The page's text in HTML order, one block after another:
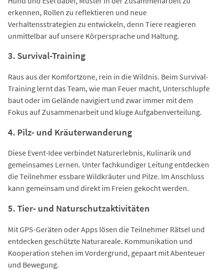
erkennen, Rollen zu reflektieren und neue
Verhaltensstrategien zu entwickeln, denn Tiere reagieren
unmittelbar auf unsere Körpersprache und Haltung.
3. Survival-Training
Raus aus der Komfortzone, rein in die Wildnis. Beim Survival-
Training lernt das Team, wie man Feuer macht, Unterschlupfe
baut oder im Gelände navigiert und zwar immer mit dem
Fokus auf Zusammenarbeit und kluge Aufgabenverteilung.
4. Pilz- und Kräuterwanderung
Diese Event-Idee verbindet Naturerlebnis, Kulinarik und
gemeinsames Lernen. Unter fachkundiger Leitung entdecken
die Teilnehmer essbare Wildkräuter und Pilze. Im Anschluss
kann gemeinsam und direkt im Freien gekocht werden.
5. Tier- und Naturschutzaktivitäten
Mit GPS-Geräten oder Apps lösen die Teilnehmer Rätsel und
entdecken geschützte Naturareale. Kommunikation und
Kooperation stehen im Vordergrund, gepaart mit Abenteuer
und Bewegung.